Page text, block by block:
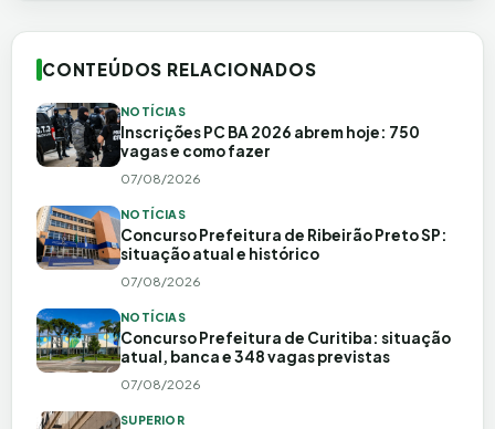
CONTEÚDOS RELACIONADOS
NOTÍCIAS
Inscrições PC BA 2026 abrem hoje: 750
vagas e como fazer
07/08/2026
NOTÍCIAS
Concurso Prefeitura de Ribeirão Preto SP:
situação atual e histórico
07/08/2026
NOTÍCIAS
Concurso Prefeitura de Curitiba: situação
atual, banca e 348 vagas previstas
07/08/2026
SUPERIOR